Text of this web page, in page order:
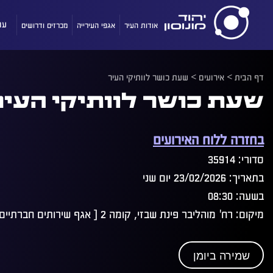
אודות העיר אגפי העירייה מכרזים ודרושים
דף הבית> אירועים > שעת כושר לוותיקי העיר
שעת כושר לוותיקי
בחזרה ללוח האירועים
סדורי: 35914
בתאריך: 23/02/2026 יום שני
בשעה: 08:30
מיקום: רח' מוהליבר פינת שבזי, קומה 2 [ אגף שירותים חברתיים]
שמירה ביומן